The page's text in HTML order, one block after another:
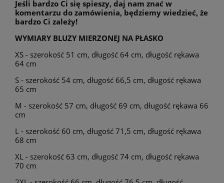
Jeśli bardzo Ci się spieszy, daj nam znać w
komentarzu do zamówienia, będziemy wiedzieć, że
bardzo Ci zależy!
WYMIARY BLUZY MIERZONEJ NA PŁASKO
XS - szerokość 51 cm, długość 64 cm, długość rękawa
64 cm
S - szerokość 54 cm, długość 66,5 cm, długość rękawa
65 cm
M - szerokość 57 cm, długość 69 cm, długość rękawa 66
cm
L - szerokość 60 cm, długość 71,5 cm, długość rękawa
68 cm
XL - szerokość 63 cm, długość 74 cm, długość rękawa
70 cm